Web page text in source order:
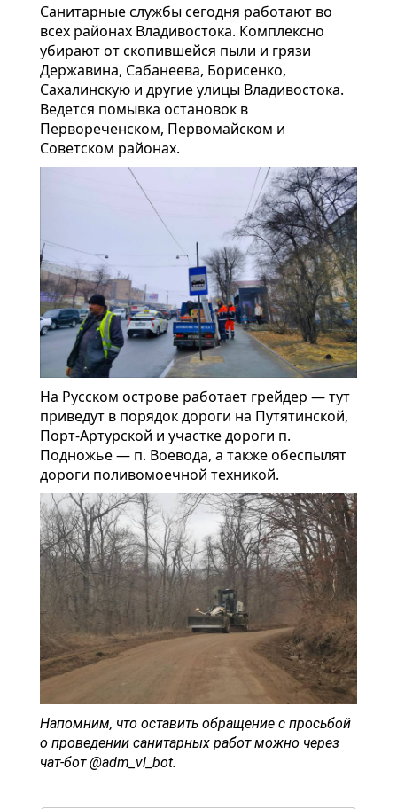
Санитарные службы сегодня работают во
всех районах Владивостока. Комплексно
убирают от скопившейся пыли и грязи
Державина, Сабанеева, Борисенко,
Сахалинскую и другие улицы Владивостока.
Ведется помывка остановок в
Первореченском, Первомайском и
Советском районах.
На Русском острове работает грейдер — тут
приведут в порядок дороги на Путятинской,
Порт-Артурской и участке дороги п.
Подножье — п. Воевода, а также обеспылят
дороги поливомоечной техникой.
Напомним, что оставить обращение с просьбой
о проведении санитарных работ можно через
чат-бот@adm_vl_bot.